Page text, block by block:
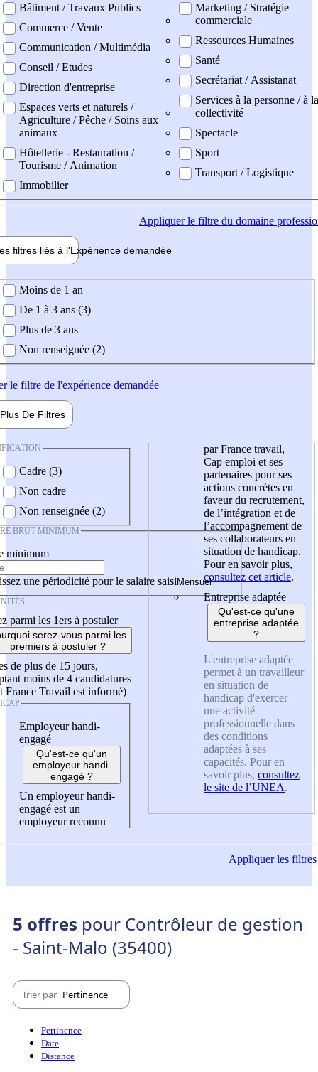
Bâtiment / Travaux Publics
Commerce / Vente
Communication / Multimédia
Conseil / Etudes
Direction d'entreprise
Espaces verts et naturels /
Agriculture / Pêche / Soins aux
animaux
Hôtellerie - Restauration /
Tourisme / Animation
Immobilier
Marketing / Stratégie
commerciale
Ressources Humaines
Santé
Secrétariat / Assistanat
Services à la personne / à la
collectivité
Spectacle
Sport
Transport / Logistique
Appliquerle filtre du domaine
filtres liés à l'Expérience demandée
demandée
Moins de 1 an
De 1 à 3 ans (3)
Plus de 3 ans
Non renseignée (2)
le filtre de l'expérience demandée
Plus De Filtres
Cadre (3)
Non cadre
Non renseignée (2)
BRUT MINIMUM
minimum
une périodicité pour le salaire saisi
parmi les 1ers à postuler
serez-vous parmi les
premiers à postuler ?
de plus de 15 jours,
moins de 4 candidatures
France Travail est informé)
Employeur handi-
engagé
Qu'est-ce qu'un
employeur handi-
engagé ?
Un employeur handi-
engagé est un
employeur reconnu
par France travail,
Cap emploi et ses
partenaires pour ses
actions concrètes en
faveur du recrutement,
de l’intégration et de
l’accompagnement de
ses collaborateurs en
situation de handicap.
Pour en savoir plus,
consultez cet article.
Entreprise adaptée
Qu'est-ce qu'une
entreprise adaptée
?
L'entreprise adaptée
permet à un travailleur
en situation de
handicap d'exercer
une activité
professionnelle dans
des conditions
adaptées à ses
capacités. Pour en
savoir plus, consultez
le site de l’UNEA.
Appliquerles filtres
5 offres pour Contrôleur de gestion
- Saint-Malo (35400)
Trier par Pertinence
Pertinence
Date
Distance